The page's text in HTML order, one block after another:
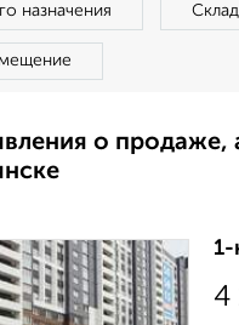
назначения
о
1-
4